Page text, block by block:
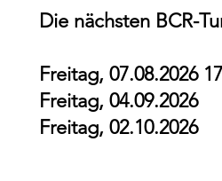
Die nächsten BCR-
Freitag, 07.08.2026
Freitag, 04.09.2026
Freitag, 02.10.2026